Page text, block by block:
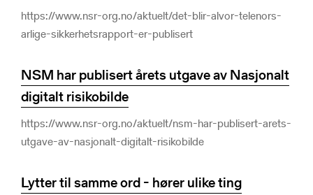
https://www.nsr-org.no/aktuelt/det-blir-alvor-telenors-
arlige-sikkerhetsrapport-er-publisert
NSM har publisert årets utgave av Nasjonalt
digitalt risikobilde
https://www.nsr-org.no/aktuelt/nsm-har-publisert-arets-
utgave-av-nasjonalt-digitalt-risikobilde
Lytter til samme ord - hører ulike ting